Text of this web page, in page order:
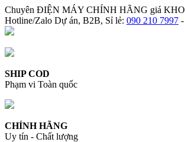
Chuyên ĐIỆN MÁY CHÍNH HÃNG giá KHO
Hotline/Zalo Dự án, B2B, Sỉ lẻ: 090 210 7997 -
SHIP COD
Phạm vi Toàn quốc
CHÍNH HÃNG
Uy tín - Chất lượng